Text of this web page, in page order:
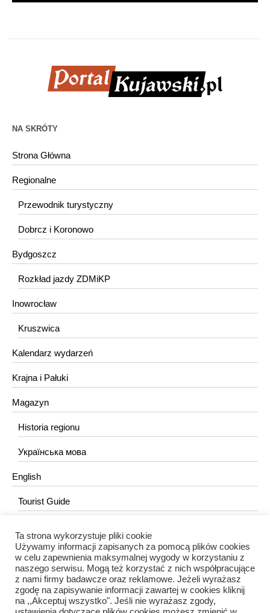
NA SKRÓTY
Strona Główna
Regionalne
Przewodnik turystyczny
Dobrcz i Koronowo
Bydgoszcz
Rozkład jazdy ZDMiKP
Inowrocław
Kruszwica
Kalendarz wydarzeń
Krajna i Pałuki
Magazyn
Historia regionu
Українська мова
English
Tourist Guide
KONTAKT
redakcja@portalkujawski.pl
Redakcja
Ta strona wykorzystuje pliki cookie
Używamy informacji zapisanych za pomocą plików cookies
w celu zapewnienia maksymalnej wygody w korzystaniu z
naszego serwisu. Mogą też korzystać z nich współpracujące
z nami firmy badawcze oraz reklamowe. Jeżeli wyrażasz
zgodę na zapisywanie informacji zawartej w cookies kliknij
na ,,Akceptuj wszystko". Jeśli nie wyrażasz zgody,